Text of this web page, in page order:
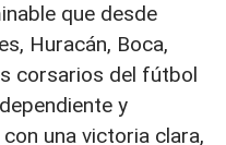
que desde
Huracán, Boca,
corsarios del fútbol
y
una victoria clara,